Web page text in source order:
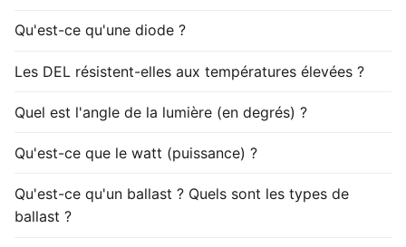
Qu'est-ce qu'une diode ?
Les DEL résistent-elles aux températures élevées ?
Quel est l'angle de la lumière (en degrés) ?
Qu'est-ce que le watt (puissance) ?
Qu'est-ce qu'un ballast ? Quels sont les types de
ballast ?